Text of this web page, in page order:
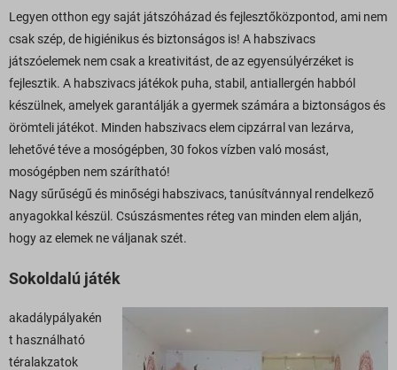
Legyen otthon egy saját játszóházad és fejlesztőközpontod, ami nem
csak szép, de higiénikus és biztonságos is! A habszivacs
játszóelemek nem csak a kreativitást, de az egyensúlyérzéket is
fejlesztik. A habszivacs játékok puha, stabil, antiallergén habból
készülnek, amelyek garantálják a gyermek számára a biztonságos és
örömteli játékot. Minden habszivacs elem cipzárral van lezárva,
lehetővé téve a mosógépben, 30 fokos vízben való mosást,
mosógépben nem szárítható!
Nagy sűrűségű és minőségi habszivacs, tanúsítvánnyal rendelkező
anyagokkal készül. Csúszásmentes réteg van minden elem alján,
hogy az elemek ne váljanak szét.
Sokoldalú játék
akadálypályakén
t használható
téralakzatok